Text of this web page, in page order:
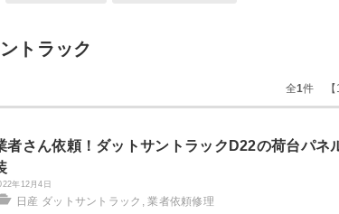
トラック
全1件
者さん依頼！ダットサントラックD22の荷台パネ
年12月4日
日産 ダットサントラック ,業者依頼修理